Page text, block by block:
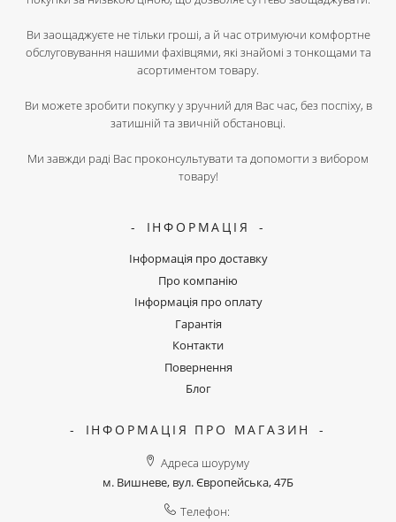
Ви заощаджуєте не тільки гроші, а й час отримуючи комфортне
обслуговування нашими фахівцями, які знайомі з тонкощами та
асортиментом товару.
Ви можете зробити покупку у зручний для Вас час, без поспіху, в
затишній та звичній обстановці.
Ми завжди раді Вас проконсультувати та допомогти з вибором
товару!
ІНФОРМАЦІЯ
Інформація про доставку
Про компанію
Інформація про оплату
Гарантія
Контакти
Повернення
Блог
ІНФОРМАЦІЯ ПРО МАГАЗИН
Адреса шоуруму
м. Вишневе, вул. Європейська, 47Б
Телефон: